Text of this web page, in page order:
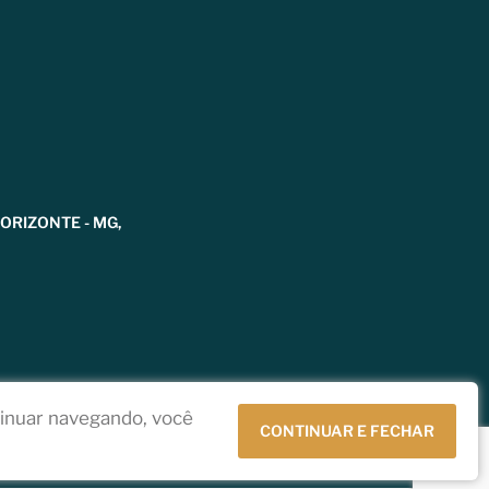
- MG,
navegando, você
CONTINUAR E FECHAR